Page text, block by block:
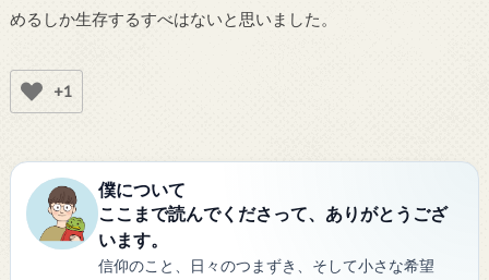
めるしか生存するすべはないと思いました。
+1
僕について
ここまで読んでくださって、ありがとうござ
います。
信仰のこと、日々のつまずき、そして小さな希望